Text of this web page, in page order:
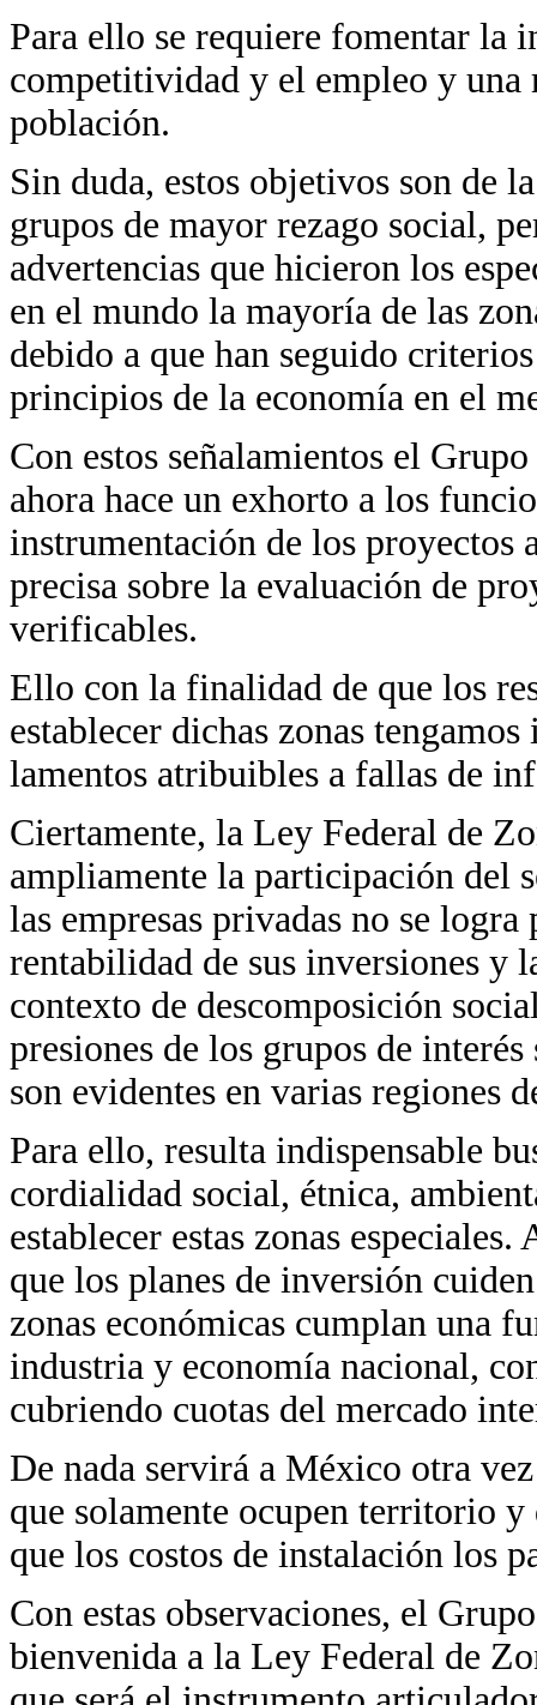
Para ello se requiere fomentar la
competitividad y el empleo y
población.
Sin duda, estos objetivos son de
grupos de mayor rezago social,
advertencias que hicieron los
en el mundo la mayoría de las
debido a que han seguido
principios de la economía en el
Con estos señalamientos el
ahora hace un exhorto a los
instrumentación de los proyectos
precisa sobre la evaluación de
verificables.
Ello con la finalidad de que los
establecer dichas zonas
lamentos atribuibles a fallas de
Ciertamente, la Ley Federal de
ampliamente la participación del
las empresas privadas no se
rentabilidad de sus inversiones y
contexto de descomposición
presiones de los grupos de
son evidentes en varias regiones
Para ello, resulta indispensable
cordialidad social, étnica,
establecer estas zonas
que los planes de inversión
zonas económicas cumplan una
industria y economía nacional,
cubriendo cuotas del mercado
De nada servirá a México otra
que solamente ocupen territorio
que los costos de instalación los
Con estas observaciones, el
bienvenida a la Ley Federal de